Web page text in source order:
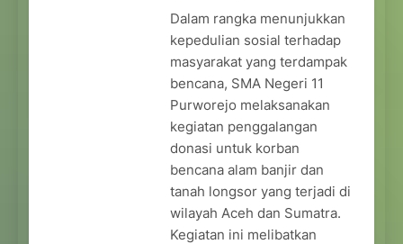
Dalam rangka menunjukkan
kepedulian sosial terhadap
masyarakat yang terdampak
bencana, SMA Negeri 11
Purworejo melaksanakan
kegiatan penggalangan
donasi untuk korban
bencana alam banjir dan
tanah longsor yang terjadi di
wilayah Aceh dan Sumatra.
Kegiatan ini melibatkan